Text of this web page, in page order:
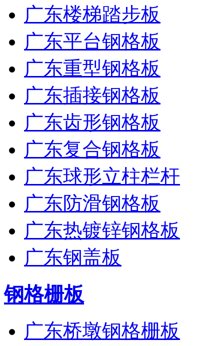
广东楼梯踏步板
广东平台钢格板
广东重型钢格板
广东插接钢格板
广东齿形钢格板
广东复合钢格板
广东球形立柱栏杆
广东防滑钢格板
广东热镀锌钢格板
广东钢盖板
钢格栅板
广东桥墩钢格栅板